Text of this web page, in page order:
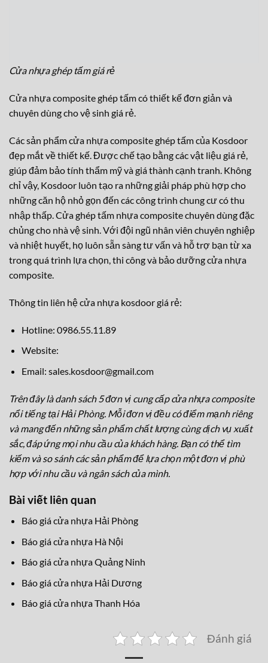
Cửa nhựa ghép tấm giá rẻ
Cửa nhựa composite ghép tấm có thiết kế đơn giản và
chuyên dùng cho vệ sinh giá rẻ.
Các sản phẩm cửa nhựa composite ghép tấm của Kosdoor
đẹp mắt về thiết kế. Được chế tạo bằng các vật liệu giá rẻ,
giúp đảm bảo tính thẩm mỹ và giá thành cạnh tranh. Không
chỉ vậy, Kosdoor luôn tạo ra những giải pháp phù hợp cho
những căn hộ nhỏ gọn đến các công trình chung cư có thu
nhập thấp. Cửa ghép tấm nhựa composite chuyên dùng đặc
chủng cho nhà vệ sinh. Với đội ngũ nhân viên chuyên nghiệp
và nhiệt huyết, họ luôn sẵn sàng tư vấn và hỗ trợ bạn từ xa
trong quá trình lựa chọn, thi công và bảo dưỡng cửa nhựa
composite.
Thông tin liên hệ cửa nhựa kosdoor giá rẻ:
Hotline: 0986.55.11.89
Website:
Email: sales.kosdoor@gmail.com
Trên đây là danh sách 5 đơn vị cung cấp cửa nhựa composite
nổi tiếng tại Hải Phòng. Mỗi đơn vị đều có điểm mạnh riêng
và mang đến những sản phẩm chất lượng cùng dịch vụ xuất
sắc, đáp ứng mọi nhu cầu của khách hàng. Bạn có thể tìm
kiếm và so sánh các sản phẩm để lựa chọn một đơn vị phù
hợp với nhu cầu và ngân sách của mình.
Bài viết liên quan
Báo giá cửa nhựa Hải Phòng
Báo giá cửa nhựa Hà Nội
Báo giá cửa nhựa Quảng Ninh
Báo giá cửa nhựa Hải Dương
Báo giá cửa nhựa Thanh Hóa
Đánh giá